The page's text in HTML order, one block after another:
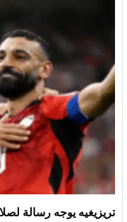
تريزيغيه يوجه رسالة